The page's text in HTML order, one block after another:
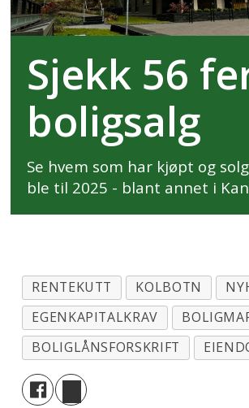
Sjekk 56
boligsalg
Se hvem som har kjøpt og
ble til 2025 - blant annet i
RENTEKUTT KOLBOTN
EGENKAPITALKRAV
BOLIGLÅNSFORSKRIFT